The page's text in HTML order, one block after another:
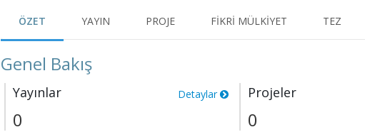
ÖZET YAYIN PROJE FIKRI MÜLKIYET TEZ
Genel Bakış
Yayınlar Detaylar
0
Projeler
0